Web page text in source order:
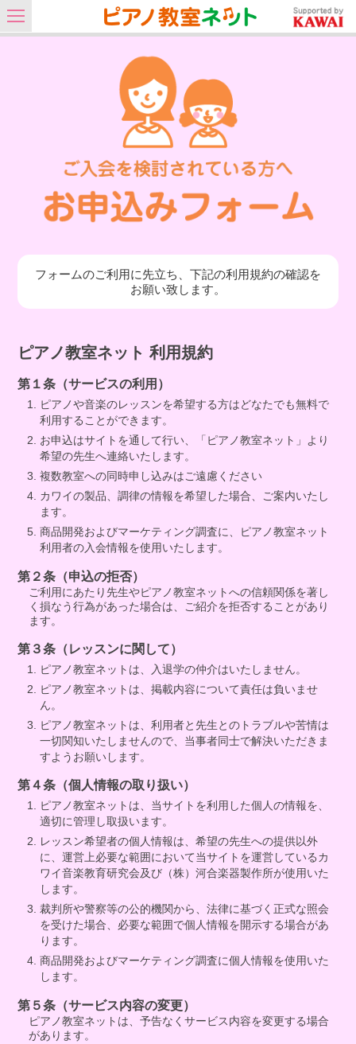
フォームのご利用に先立ち、下記の利用規約の確認を
お願い致します。
ピアノ教室ネット 利用規約
第１条（サービスの利用）
ピアノや音楽のレッスンを希望する方はどなたでも無料で
利用することができます。
お申込はサイトを通して行い、「ピアノ教室ネット」より
希望の先生へ連絡いたします。
複数教室への同時申し込みはご遠慮ください
カワイの製品、調律の情報を希望した場合、ご案内いたし
ます。
商品開発およびマーケティング調査に、ピアノ教室ネット
利用者の入会情報を使用いたします。
第２条（申込の拒否）
ご利用にあたり先生やピアノ教室ネットへの信頼関係を著し
く損なう行為があった場合は、ご紹介を拒否することがあり
ます。
第３条（レッスンに関して）
ピアノ教室ネットは、入退学の仲介はいたしません。
ピアノ教室ネットは、掲載内容について責任は負いませ
ん。
ピアノ教室ネットは、利用者と先生とのトラブルや苦情は
一切関知いたしませんので、当事者同士で解決いただきま
すようお願いします。
第４条（個人情報の取り扱い）
ピアノ教室ネットは、当サイトを利用した個人の情報を、
適切に管理し取扱います。
レッスン希望者の個人情報は、希望の先生への提供以外
に、運営上必要な範囲において当サイトを運営しているカ
ワイ音楽教育研究会及び（株）河合楽器製作所が使用いた
します。
裁判所や警察等の公的機関から、法律に基づく正式な照会
を受けた場合、必要な範囲で個人情報を開示する場合があ
ります。
商品開発およびマーケティング調査に個人情報を使用いた
します。
第５条（サービス内容の変更）
ピアノ教室ネットは、予告なくサービス内容を変更する場合
があります。